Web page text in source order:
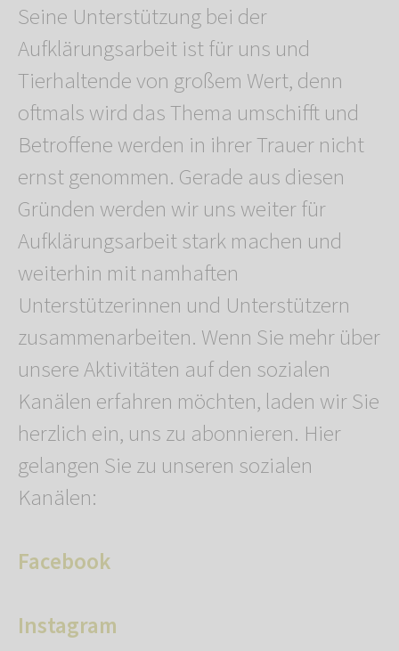
Seine Unterstützung bei der
Aufklärungsarbeit ist für uns und
Tierhaltende von großem Wert, denn
oftmals wird das Thema umschifft und
Betroffene werden in ihrer Trauer nicht
ernst genommen. Gerade aus diesen
Gründen werden wir uns weiter für
Aufklärungsarbeit stark machen und
weiterhin mit namhaften
Unterstützerinnen und Unterstützern
zusammenarbeiten. Wenn Sie mehr über
unsere Aktivitäten auf den sozialen
Kanälen erfahren möchten, laden wir Sie
herzlich ein, uns zu abonnieren. Hier
gelangen Sie zu unseren sozialen
Kanälen:
Facebook
Instagram